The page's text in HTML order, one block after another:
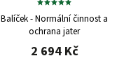
Balíček - Normální činnost a
ochrana jater
2 694 Kč